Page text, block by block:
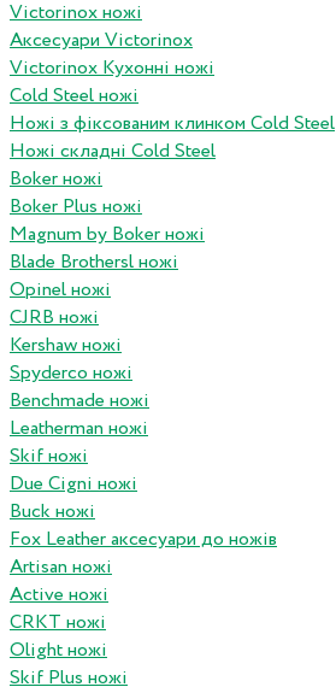
Victorinox ножі
Аксесуари Victorinox
Victorinox Кухонні ножі
Cold Steel ножі
Ножі з фіксованим клинком Cold Steel
Ножі складні Cold Steel
Boker ножі
Boker Plus ножі
Magnum by Boker ножі
Blade Brothersl ножі
Opinel ножі
CJRB ножі
Kershaw ножі
Spyderco ножі
Benchmade ножі
Leatherman ножі
Skif ножі
Due Cigni ножі
Buck ножі
Fox Leather аксесуари до ножів
Artisan ножі
Active ножі
CRKT ножі
Olight ножі
Skif Plus ножі